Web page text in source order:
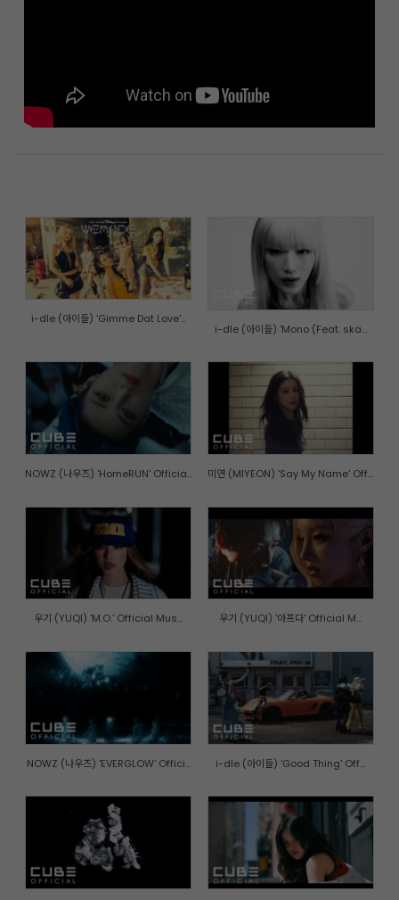
i-dle (아이들) 'Gimme Dat Love'...
i-dle (아이들) 'Mono (Feat. ska...
NOWZ (나우즈) 'HomeRUN' Officia... 미연 (MIYEON) 'Say My Name' Off...
우기 (YUQI) 'M.O.' Official Mus... 우기 (YUQI) '아프다' Official M...
NOWZ (나우즈) 'EVERGLOW' Offici... i-dle (아이들) 'Good Thing' Off...